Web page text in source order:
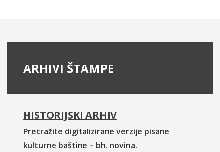
ARHIVI ŠTAMPE
HISTORIJSKI ARHIV
Pretražite digitalizirane verzije pisane
kulturne baštine – bh. novina.